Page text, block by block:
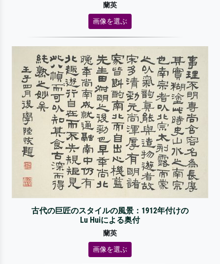
蘭英
画像を選ぶ
古代の巨匠のスタイルの風景：1912年付けの
Lu Huiによる奥付
蘭英
画像を選ぶ